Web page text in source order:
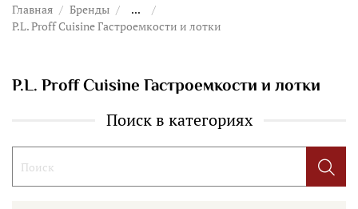
Главная Бренды
...
P.L. Proff Cuisine Гастроемкости и лотки
P.L. Proff Cuisine Гастроемкости и лотки
Поиск в категориях